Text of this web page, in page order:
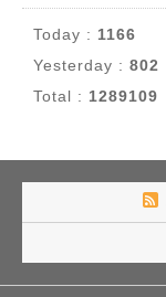
Today : 1166
Yesterday : 802
Total : 1289109